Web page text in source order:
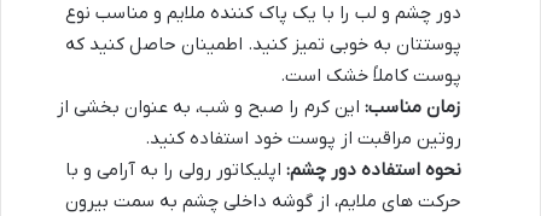
دور چشم و لب را با یک پاک کننده ملایم و مناسب نوع
پوستتان به خوبی تمیز کنید. اطمینان حاصل کنید که
پوست کاملاً خشک است.
زمان مناسب: این کرم را صبح و شب، به عنوان بخشی از
روتین مراقبت از پوست خود استفاده کنید.
نحوه استفاده دور چشم: اپلیکاتور رولی را به آرامی و با
حرکت های ملایم، از گوشه داخلی چشم به سمت بیرون